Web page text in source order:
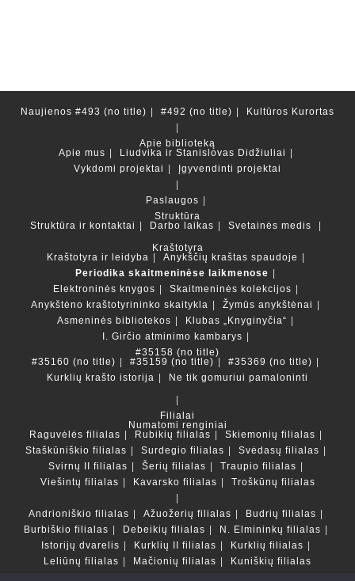
Naujienos #493 (no title) #492 (no title) Kultūros Kurortas
Apie biblioteką
Apie mus
Liudvika ir Stanislovas Didžiuliai
Vykdomi projektai
Įgyvendinti projektai
Paslaugos
Struktūra
Struktūra ir kontaktai
Darbo laikas
Svetainės medis
Kraštotyra
Kraštotyra ir leidyba
Anykščių kraštas spaudoje
Periodika skaitmeninėse laikmenose
Elektroninės knygos
Skaitmeninės kolekcijos
Anykštėno kraštotyrininko skaitykla
Žymūs anykštėnai
Asmeninės bibliotekos
Klubas „Knyginyčia“
I. Girčio atminimo kambarys
#35158 (no title)
#35160 (no title)
#35159 (no title)
#35369 (no title)
Kurklių krašto istorija
Ne tik gomuriui pamaloninti
Filialai
Numatomi renginiai
Raguvėlės filialas
Rubikių filialas
Skiemonių filialas
Staškūniškio filialas
Surdegio filialas
Svėdasų filialas
Svirnų II filialas
Šerių filialas
Traupio filialas
Viešintų filialas
Kavarsko filialas Troškūnų filialas
Andrioniškio filialas Ažuožerių filialas
Budrių filialas
Burbiškio filialas
Debeikių filialas
N. Elmininkų filialas
Istorijų dvarelis
Kurklių II filialas
Kurklių filialas
Leliūnų filialas
Mačionių filialas Kuniškių filialas